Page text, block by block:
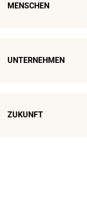
MENSCHEN
UNTERNEHMEN
ZUKUNFT